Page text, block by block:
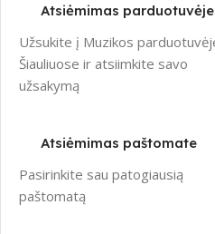
Atsiėmimas parduotuvėje
Užsukite į Muzikos
Šiauliuose ir atsiimkite savo
užsakymą
Atsiėmimas paštomate
Pasirinkite sau patogiausią
paštomatą